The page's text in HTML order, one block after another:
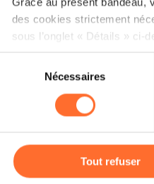
des cookies strictement
sous l’onglet « Détails » ci-
Il est précisé que la
cas de refus de tous les
gauche de chaque page.
consentement
Nécessaires
Tout refuser